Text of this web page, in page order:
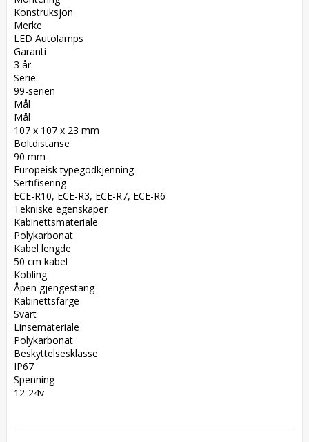
Konstruksjon
Merke
LED Autolamps
Garanti
3 år
Serie
99-serien
Mål
Mål
107 x 107 x 23 mm
Boltdistanse
90 mm
Europeisk typegodkjenning
Sertifisering
ECE-R10, ECE-R3, ECE-R7, ECE-R6
Tekniske egenskaper
Kabinettsmateriale
Polykarbonat
Kabel lengde
50 cm kabel
Kobling
Åpen gjengestang
Kabinettsfarge
Svart
Linsemateriale
Polykarbonat
Beskyttelsesklasse
IP67
Spenning
12-24v